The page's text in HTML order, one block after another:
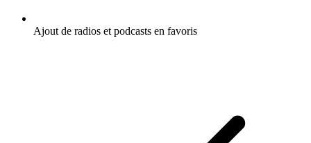
Ajout de radios et podcasts en favoris